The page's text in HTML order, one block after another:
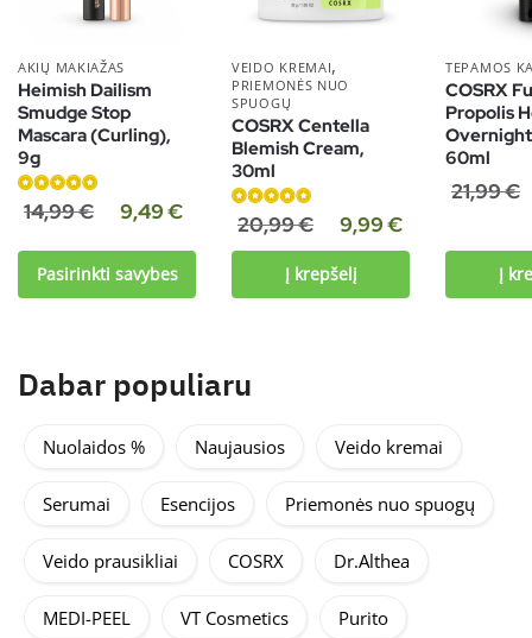
AKIŲ MAKIAŽAS
Heimish Dailism
Smudge Stop
Mascara (Curling),
9g
Įvertinimas:
4.83
14,99€ 9,49€
Pasirinkti savybes
VEIDO KREMAI,
PRIEMONĖS NUO
SPUOGŲ
COSRX Centella
Blemish Cream,
30ml
Įvertinimas:
iš 5
20,99€ 9,99€
Į krepšelį
TEPAMOS
COSRX
Propolis
60ml
21,99€
Į
Dabar populiaru
Nuolaidos % Naujausios Veido kremai
Serumai Esencijos Priemonės nuo spuogų
Veido prausikliai COSRX Dr.Althea
MEDI-PEEL VT Cosmetics Purito